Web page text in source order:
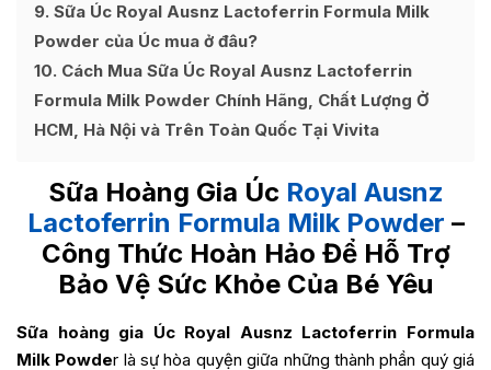
9 Sữa Úc Royal Ausnz Lactoferrin Formula Milk
Powder của Úc mua ở đâu?
10 Cách Mua Sữa Úc Royal Ausnz Lactoferrin
Formula Milk Powder Chính Hãng, Chất Lượng Ở
HCM, Hà Nội và Trên Toàn Quốc Tại Vivita
Sữa Hoàng Gia Úc Royal Ausnz
Lactoferrin Formula Milk Powder –
Công Thức Hoàn Hảo Để Hỗ Trợ
Bảo Vệ Sức Khỏe Của Bé Yêu
Sữa hoàng gia Úc Royal Ausnz Lactoferrin Formula
Milk Powder là sự hòa quyện giữa những thành phần quý giá